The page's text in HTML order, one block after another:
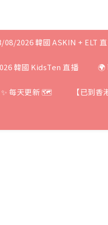
08/2026 韓國 ASKIN + ELT
韓國 KidsTen 直播 🌍
✨ 每天更新 🗺 【已到